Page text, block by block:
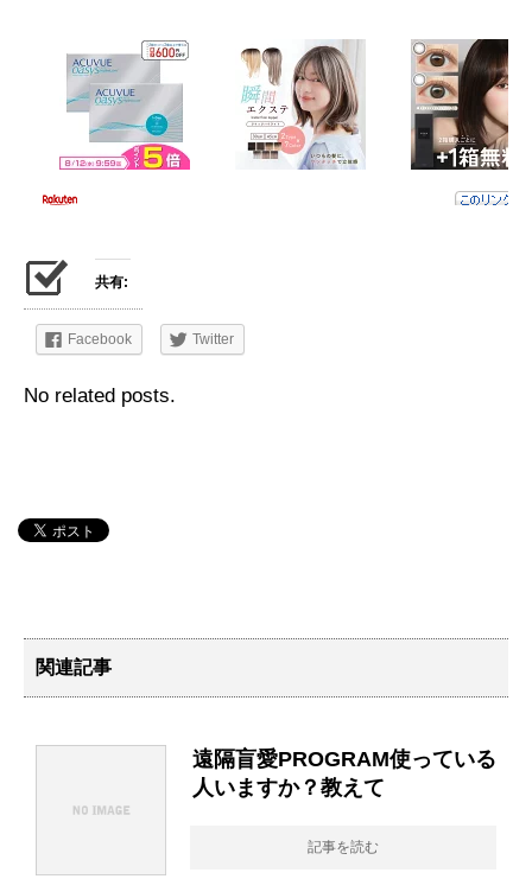
共有:
Facebook Twitter
No related posts.
関連記事
遠隔盲愛PROGRAM使っている
人いますか？教えて
記事を読む